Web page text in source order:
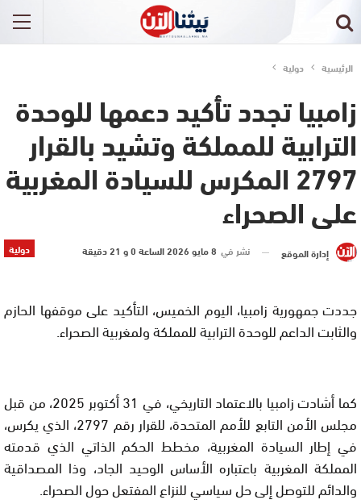
الرئيسية دولية
زامبيا تجدد تأكيد دعمها للوحدة
الترابية للمملكة وتشيد بالقرار
2797 المكرس للسيادة المغربية
على الصحراء
دولية إدارة الموقع نشر في 8 مايو 2026 الساعة 0 و 21 دقيقة
جددت جمهورية زامبيا، اليوم الخميس، التأكيد على موقفها الحازم
والثابت الداعم للوحدة الترابية للمملكة ولمغربية الصحراء.
كما أشادت زامبيا بالاعتماد التاريخي، في 31 أكتوبر 2025، من قبل
مجلس الأمن التابع للأمم المتحدة، للقرار رقم 2797، الذي يكرس،
في إطار السيادة المغربية، مخطط الحكم الذاتي الذي قدمته
المملكة المغربية باعتباره الأساس الوحيد الجاد، وذا المصداقية
والدائم للتوصل إلى حل سياسي للنزاع المفتعل حول الصحراء.